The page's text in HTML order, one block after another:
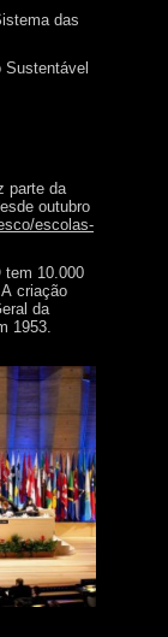
das
parte da
outubro
escolas-
tem 10.000
criação
da
1953.